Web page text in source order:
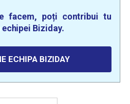
facem, poți contribui tu
Biziday.
ECHIPA BIZIDAY